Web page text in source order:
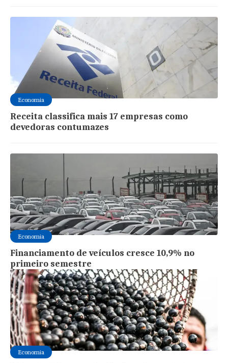
Economia
Receita classifica mais 17 empresas como
devedoras contumazes
Economia
Financiamento de veículos cresce 10,9% no
primeiro semestre
Economia